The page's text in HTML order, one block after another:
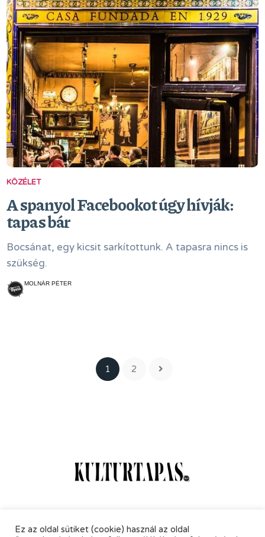
KÖZÉLET
A spanyol Facebookot úgy hívják:
tapas bár
Bocsánat, egy kicsit sarkítottunk. A tapasra nincs is
szükség.
MOLNÁR PÉTER
1 2
Ez az oldal sütiket (cookie) használ az oldal